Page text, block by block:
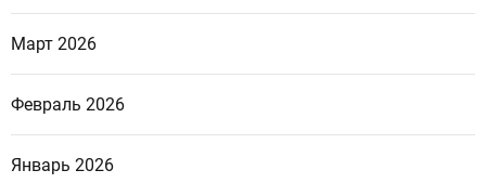
Март 2026
Февраль 2026
Январь 2026